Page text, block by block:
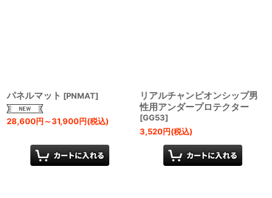
パネルマット [PNMAT]
28,600円～31,900円(税込)
リアルチャンピオンシップ男
性用アンダープロテクター
[GG53]
3,520円(税込)